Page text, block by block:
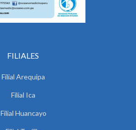
FILIALES
Filial Arequipa
Filial Ica
Filial Huancayo